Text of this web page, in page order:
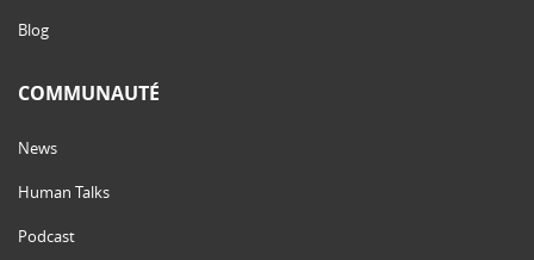
Blog
COMMUNAUTÉ
News
Human Talks
Podcast